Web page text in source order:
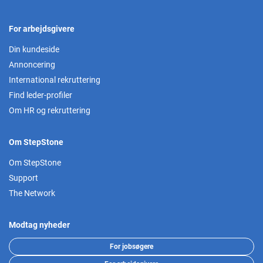
For arbejdsgivere
Din kundeside
Annoncering
International rekruttering
Find leder-profiler
Om HR og rekruttering
Om StepStone
Om StepStone
Support
The Network
Modtag nyheder
For jobsøgere